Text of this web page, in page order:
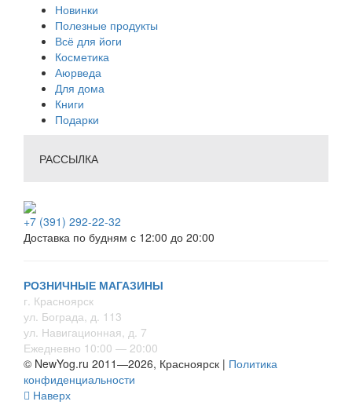
Новинки
Полезные продукты
Всё для йоги
Косметика
Аюрведа
Для дома
Книги
Подарки
РАССЫЛКА
+7 (391) 292-22-32
Доставка по будням с 12:00 до 20:00
РОЗНИЧНЫЕ МАГАЗИНЫ
г. Красноярск
ул. Бограда, д. 113
ул. Навигационная, д. 7
Ежедневно 10:00 — 20:00
© NewYog.ru 2011—2026, Красноярск | Политика
конфиденциальности
Наверх